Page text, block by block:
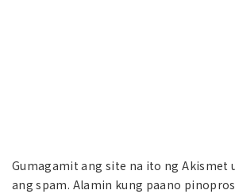
Gumagamit ang site na ito ng Akismet
ang spam. Alamin kung paano